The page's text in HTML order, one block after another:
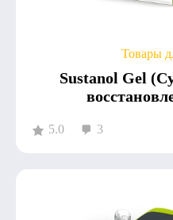
Товары
Sustanol Gel
5.0 3